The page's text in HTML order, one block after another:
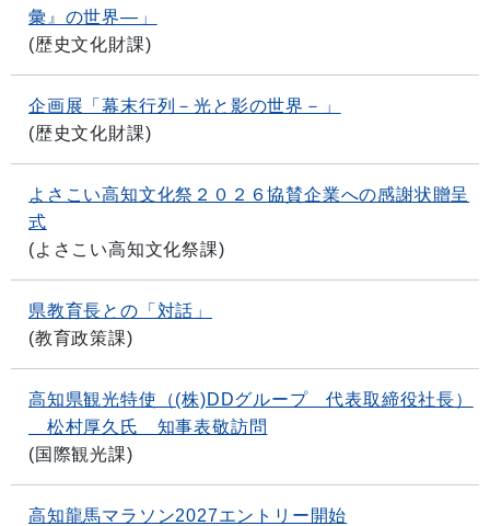
彙』の世界―」
(歴史文化財課)
企画展「幕末行列－光と影の世界－」
(歴史文化財課)
よさこい高知文化祭２０２６協賛企業への感謝状贈呈
式
(よさこい高知文化祭課)
県教育長との「対話」
(教育政策課)
高知県観光特使（(株)DDグループ 代表取締役社長）
松村厚久氏 知事表敬訪問
(国際観光課)
高知龍馬マラソン2027エントリー開始